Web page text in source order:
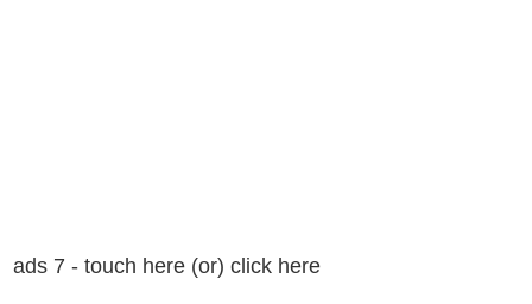
ads 7 - touch here (or) click here